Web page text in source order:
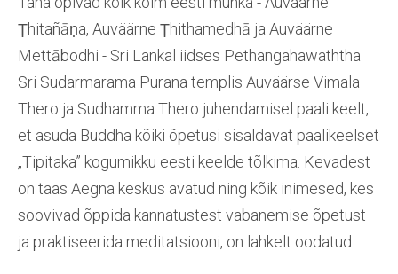
Ṭhitañāṇa, Auväärne Ṭhithamedhā ja Auväärne
Mettābodhi - Sri Lankal iidses Pethangahawaththa
Sri Sudarmarama Purana templis Auväärse Vimala
Thero ja Sudhamma Thero juhendamisel paali keelt,
et asuda Buddha kõiki õpetusi sisaldavat paalikeelset
„Tipitaka” kogumikku eesti keelde tõlkima. Kevadest
on taas Aegna keskus avatud ning kõik inimesed, kes
soovivad õppida kannatustest vabanemise õpetust
ja praktiseerida meditatsiooni, on lahkelt oodatud.